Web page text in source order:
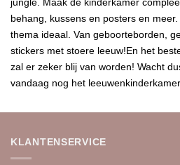
behang, kussens en posters en
thema ideaal. Van geboorteborden,
stickers met stoere leeuw!En het
zal er zeker blij van worden! Wacht
vandaag nog het
KLANTENSERVICE